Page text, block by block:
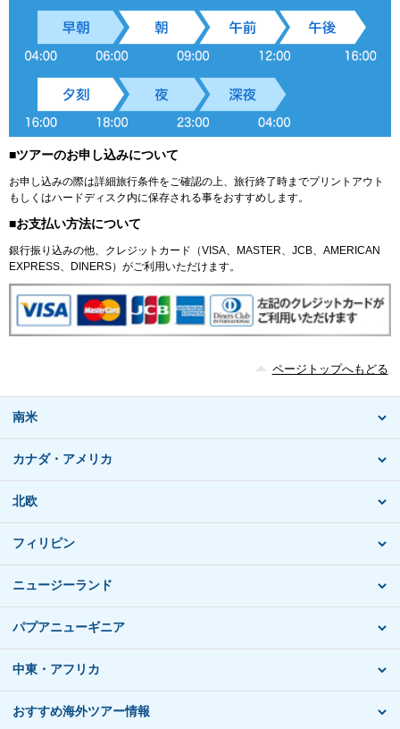
■ツアーのお申し込みについて
お申し込みの際は詳細旅行条件をご確認の上、旅行終了時までプリントアウト
もしくはハードディスク内に保存される事をおすすめします。
■お支払い方法について
銀行振り込みの他、クレジットカード（VISA、MASTER、JCB、AMERICAN
EXPRESS、DINERS）がご利用いただけます。
ページトップへもどる
南米
カナダ・アメリカ
北欧
フィリピン
ニュージーランド
パプアニューギニア
中東・アフリカ
おすすめ海外ツアー情報